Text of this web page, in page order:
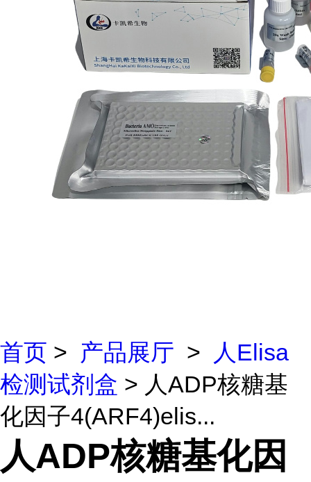
首页 > 产品展厅 >
人Elisa
检测试剂盒 > 人ADP核糖基
化因子4(ARF4)elis...
人ADP核糖基化因